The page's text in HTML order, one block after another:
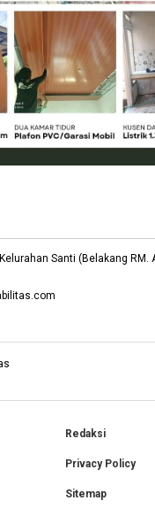
Santi (Belakang RM.
Redaksi
Privacy Policy
Sitemap